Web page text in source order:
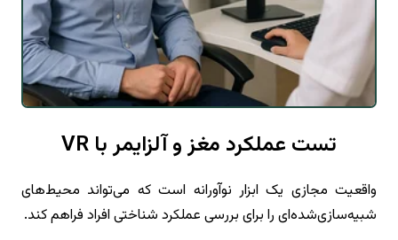
تست عملکرد مغز و آلزایمر با VR
واقعیت مجازی یک ابزار نوآورانه است که می‌تواند محیط‌های
شبیه‌سازی‌شده‌ای را برای بررسی عملکرد شناختی افراد فراهم کند.